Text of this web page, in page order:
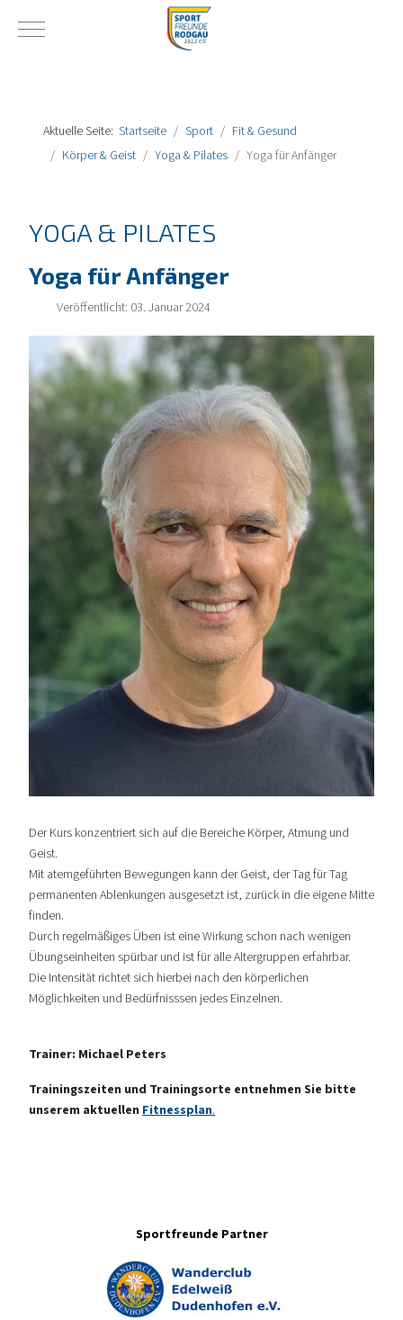
Mobile Menu Toggle
Aktuelle Seite: Startseite Sport
Fit & Gesund
Körper & Geist
Yoga & Pilates Yoga für Anfänger
YOGA & PILATES
Yoga für Anfänger
Veröffentlicht: 03. Januar 2024
Der Kurs konzentriert sich auf die Bereiche Körper, Atmung und
Geist.
Mit atemgeführten Bewegungen kann der Geist, der Tag für Tag
permanenten Ablenkungen ausgesetzt ist, zurück in die eigene Mitte
finden.
Durch regelmäßiges Üben ist eine Wirkung schon nach wenigen
Übungseinheiten spürbar und ist für alle Altergruppen erfahrbar.
Die Intensität richtet sich hierbei nach den körperlichen
Möglichkeiten und Bedürfnisssen jedes Einzelnen.
Trainer: Michael Peters
Trainingszeiten und Trainingsorte entnehmen Sie bitte
unserem aktuellen Fitnessplan.
Sportfreunde Partner